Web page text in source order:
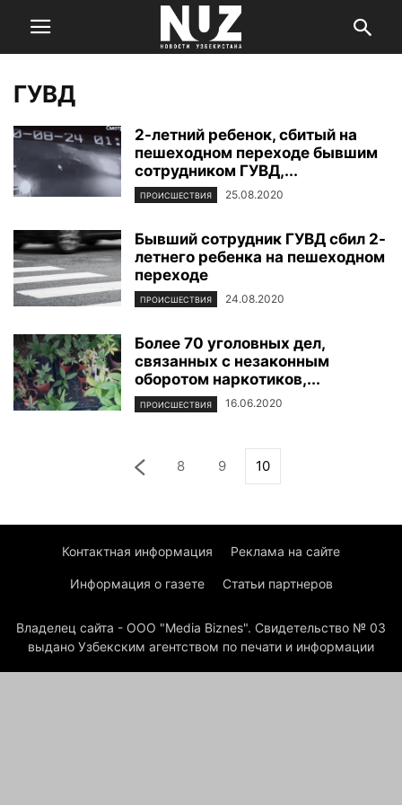
ГУВД
2-летний ребенок, сбитый на
пешеходном переходе бывшим
сотрудником ГУВД,...
ПРОИСШЕСТВИЯ 25.08.2020
Бывший сотрудник ГУВД сбил 2-
летнего ребенка на пешеходном
переходе
ПРОИСШЕСТВИЯ 24.08.2020
Более 70 уголовных дел,
связанных с незаконным
оборотом наркотиков,...
ПРОИСШЕСТВИЯ 16.06.2020
8 9 10
Контактная информация Реклама на сайте
Информация о газете Статьи партнеров
Владелец сайта - ООО "Media Biznes". Свидетельство № 03
выдано Узбекским агентством по печати и информации